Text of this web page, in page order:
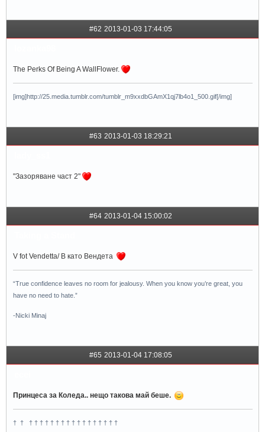
#62 2013-01-03 17:44:05
Thе Perks Of Being A WallFlower.
[img]http://25.media.tumblr.com/tumblr_m9xxdbGAmX1qj7lb4o1_500.gif[/img]
#63 2013-01-03 18:29:21
"Зазоряване част 2"
#64 2013-01-04 15:00:02
V fot Vendetta/ В като Вендета
“True confidence leaves no room for jealousy. When you know you’re great, you
have no need to hate.”
-Nicki Minaj
#65 2013-01-04 17:08:05
Принцеса за Коледа.. нещо такова май беше.
† † † † † † † † † † † † † † † † † † †